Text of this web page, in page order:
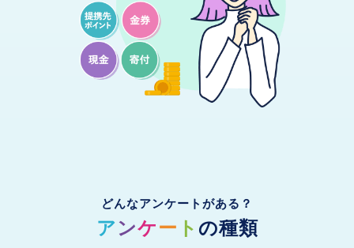
どんなアンケートがある？
ア ンケー ト の種類